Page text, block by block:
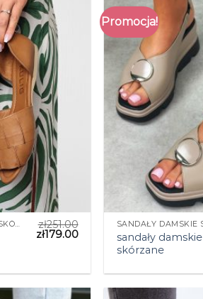
SANDAŁY DAMSKIE SKÓRZANE zł251.00
zł179.00
Promocja!
sandały damskie
skórzane